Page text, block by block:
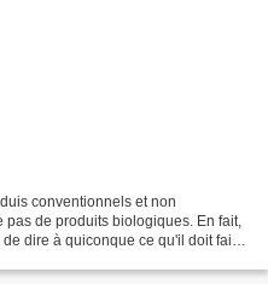
conventionnels et non
de produits biologiques. En fait,
dire à quiconque ce qu'il doit faire,